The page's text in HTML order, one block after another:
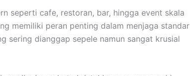
seperti cafe, restoran, bar, hingga event skala
memiliki peran penting dalam menjaga standar
sering dianggap sepele namun sangat krusial